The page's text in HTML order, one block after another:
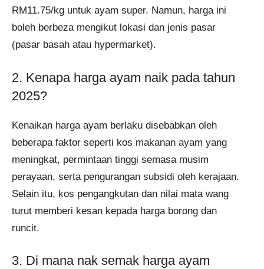
RM11.75/kg untuk ayam super. Namun, harga ini
boleh berbeza mengikut lokasi dan jenis pasar
(pasar basah atau hypermarket).
2. Kenapa harga ayam naik pada tahun
2025?
Kenaikan harga ayam berlaku disebabkan oleh
beberapa faktor seperti kos makanan ayam yang
meningkat, permintaan tinggi semasa musim
perayaan, serta pengurangan subsidi oleh kerajaan.
Selain itu, kos pengangkutan dan nilai mata wang
turut memberi kesan kepada harga borong dan
runcit.
3. Di mana nak semak harga ayam